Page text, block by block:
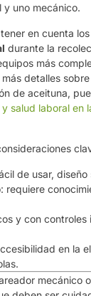
y uno mecánico.
en cuenta
durante la
más
detalles
de aceituna,
salud laboral en
de usar, diseño
requiere
y con controles
en la
mecánico